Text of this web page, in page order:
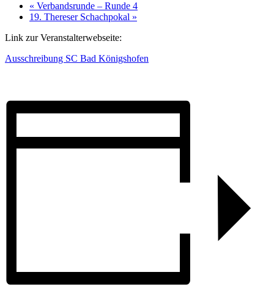
« Verbandsrunde – Runde 4
19. Thereser Schachpokal »
Link zur Veranstalterwebseite:
Ausschreibung SC Bad Königshofen